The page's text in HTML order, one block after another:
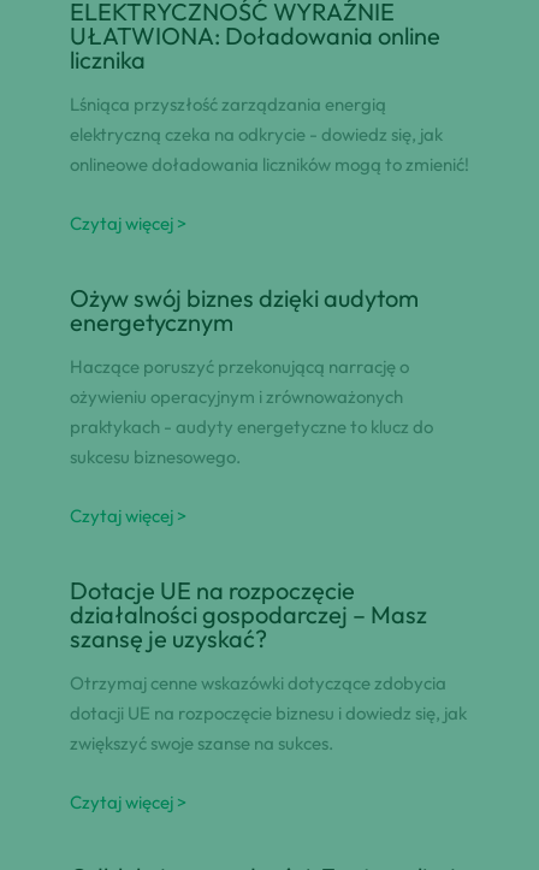
ELEKTRYCZNOŚĆ WYRAŹNIE
UŁATWIONA: Doładowania online
licznika
Lśniąca przyszłość zarządzania energią
elektryczną czeka na odkrycie - dowiedz się, jak
onlineowe doładowania liczników mogą to zmienić!
Czytaj więcej >
Ożyw swój biznes dzięki audytom
energetycznym
Haczące poruszyć przekonującą narrację o
ożywieniu operacyjnym i zrównoważonych
praktykach - audyty energetyczne to klucz do
sukcesu biznesowego.
Czytaj więcej >
Dotacje UE na rozpoczęcie
działalności gospodarczej – Masz
szansę je uzyskać?
Otrzymaj cenne wskazówki dotyczące zdobycia
dotacji UE na rozpoczęcie biznesu i dowiedz się, jak
zwiększyć swoje szanse na sukces.
Czytaj więcej >